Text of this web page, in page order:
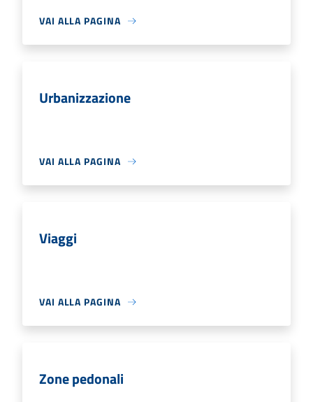
VAI ALLA PAGINA
Urbanizzazione
VAI ALLA PAGINA
Viaggi
VAI ALLA PAGINA
Zone pedonali